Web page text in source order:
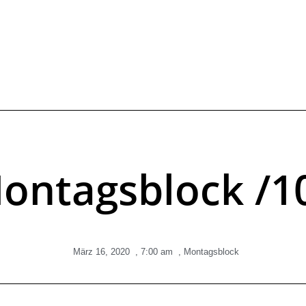
/
März 16, 2020 , 7:00 am , Montagsblock